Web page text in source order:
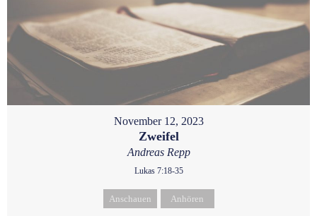
November 12, 2023
Zweifel
Andreas Repp
Lukas 7:18-35
Anschauen Anhören